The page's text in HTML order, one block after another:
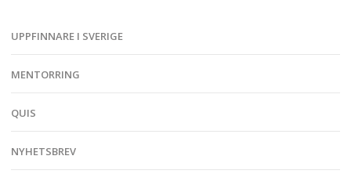
UPPFINNARE I SVERIGE
MENTORRING
QUIS
NYHETSBREV